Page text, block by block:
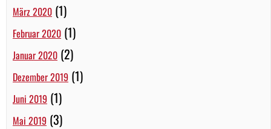
März 2020 (1)
Februar 2020 (1)
Januar 2020 (2)
Dezember 2019 (1)
Juni 2019 (1)
Mai 2019 (3)